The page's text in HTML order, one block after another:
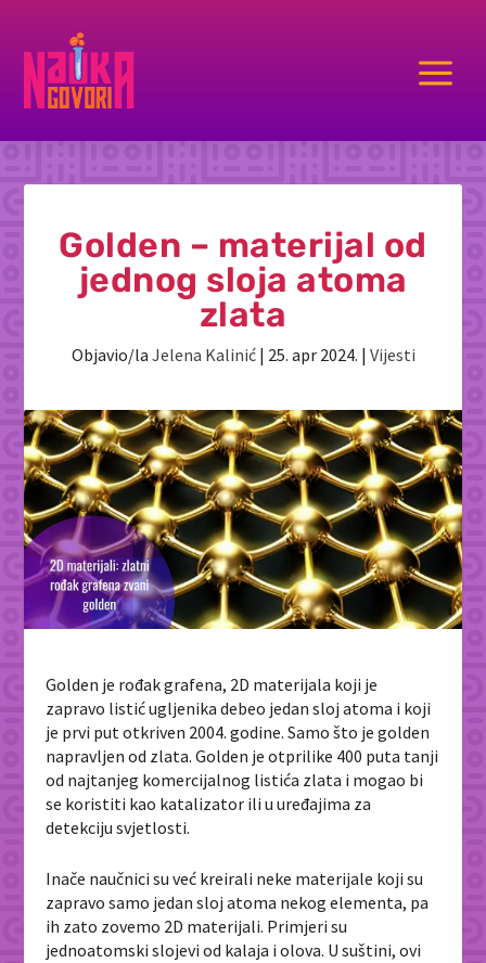
a
Golden – materijal od
jednog sloja atoma
zlata
Objavio/la Jelena Kalinić| 25. apr 2024. | Vijesti
Golden je rođak grafena, 2D materijala koji je
zapravo listić ugljenika debeo jedan sloj atoma i koji
je prvi put otkriven 2004. godine. Samo što je golden
napravljen od zlata. Golden je otprilike 400 puta tanji
od najtanjeg komercijalnog listića zlata i mogao bi
se koristiti kao katalizator ili u uređajima za
detekciju svjetlosti.
Inače naučnici su već kreirali neke materijale koji su
zapravo samo jedan sloj atoma nekog elementa, pa
ih zato zovemo 2D materijali. Primjeri su
jednoatomski slojevi od kalaja i olova. U suštini, ovi